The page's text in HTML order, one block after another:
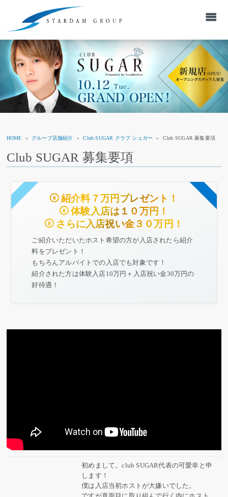
HOME » グループ店舗紹介 » Club SUGAR クラブ シュガー » Club SUGAR 募集要項
Club SUGAR 募集要項
紹介料７万円プレゼント！
体験入店は１０万円！
さらに入店祝い金３０万円！
ご紹介いただいたホスト希望の方が入店されたら紹介
料をプレゼント！
もちろんアルバイトでの入店でも対象です！
紹介された方は体験入店10万円＋入店祝い金30万円の
好待遇！
初めまして。club SUGAR代表の可愛幸と申
します！
僕は入店当初ホストが大嫌いでした。